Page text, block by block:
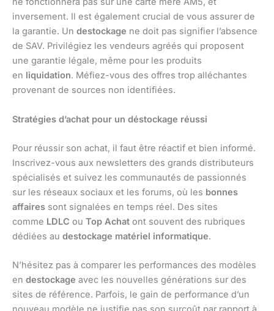
inversement. Il est également crucial de vous assurer de
la garantie. Un destockage ne doit pas signifier l’absence
de SAV. Privilégiez les vendeurs agréés qui proposent
une garantie légale, même pour les produits
en liquidation. Méfiez-vous des offres trop alléchantes
provenant de sources non identifiées.
Stratégies d’achat pour un déstockage réussi
Pour réussir son achat, il faut être réactif et bien informé.
Inscrivez-vous aux newsletters des grands distributeurs
spécialisés et suivez les communautés de passionnés
sur les réseaux sociaux et les forums, où les bonnes
affaires sont signalées en temps réel. Des sites
comme LDLC ou Top Achat ont souvent des rubriques
dédiées au destockage matériel informatique.
N’hésitez pas à comparer les performances des modèles
en destockage avec les nouvelles générations sur des
sites de référence. Parfois, le gain de performance d’un